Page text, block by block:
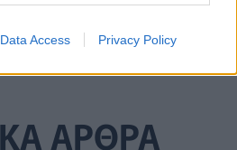
Data Access Privacy Policy
19 Μαϊος 2022
ΑΡΘΡΑ